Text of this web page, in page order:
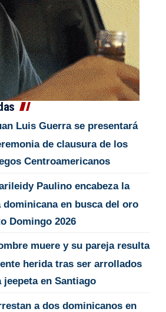
Luis Guerra se presentará
de clausura de los
Centroamericanos
Paulino encabeza la
dominicana en busca del oro
Domingo 2026
muere y su pareja resulta
herida tras ser arrollados
jeepeta en Santiago
a dos dominicanos en